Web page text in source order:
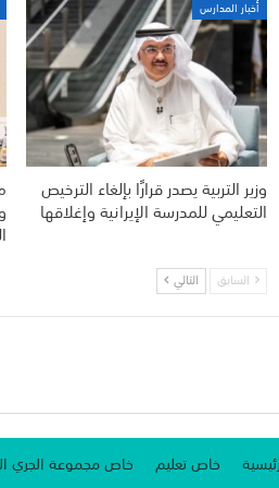
أخبار المدارس
وزير التربية يصدر قرارًا بإلغاء الترخيص
التعليمي للمدرسة الإيرانية وإغلاقها
السابق التالي
خاص تعليم خاص مجموعة الجري